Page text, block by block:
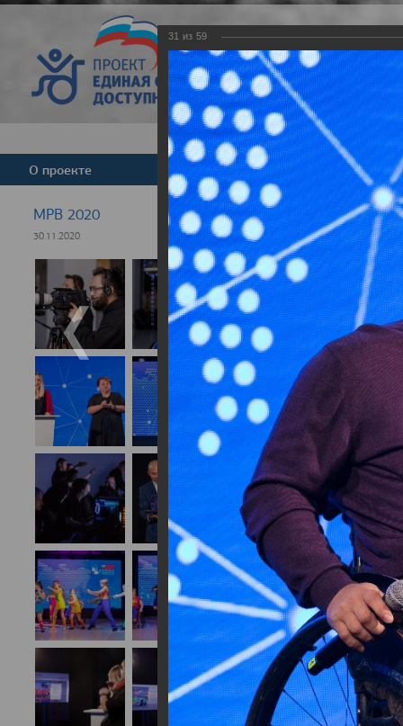
Версия для
О проекте Команда Новости
МРВ 2020
30.11.2020
31 из 59